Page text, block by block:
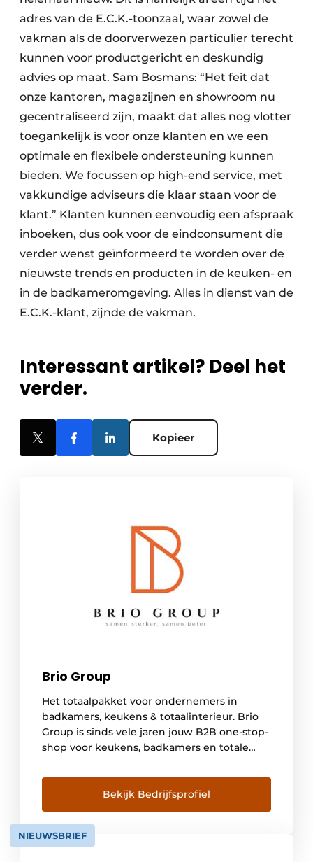
adres van de E.C.K.-toonzaal, waar zowel de
vakman als de doorverwezen particulier terecht
kunnen voor productgericht en deskundig
advies op maat. Sam Bosmans: “Het feit dat
onze kantoren, magazijnen en showroom nu
gecentraliseerd zijn, maakt dat alles nog vlotter
toegankelijk is voor onze klanten en we een
optimale en flexibele ondersteuning kunnen
bieden. We focussen op high-end service, met
vakkundige adviseurs die klaar staan voor de
klant.” Klanten kunnen eenvoudig een afspraak
inboeken, dus ook voor de eindconsument die
verder wenst geïnformeerd te worden over de
nieuwste trends en producten in de keuken- en
in de badkameromgeving. Alles in dienst van de
E.C.K.-klant, zijnde de vakman.
Interessant artikel? Deel het
verder.
Kopieer
Brio Group
Het totaalpakket voor ondernemers in
badkamers, keukens & totaalinterieur. Brio
Group is sinds vele jaren jouw B2B one-stop-
shop voor keukens, badkamers en totale
doordachte partnerships de hoofdrol. Wij
streven steeds naar een diepgaand
engagement tussen succesvolle
ondernemers in (totaal)interieurbouw, hun
klanten én onze leveranciers in
Bekijk Bedrijfsprofiel
NIEUWSBRIEF